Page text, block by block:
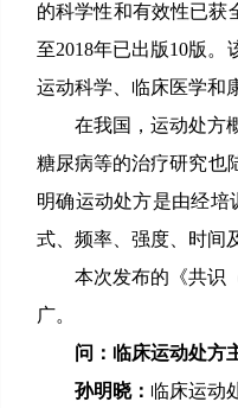
的科学性和有效性已获
至2018年已出版10版
运动科学、临床医学和
在我国，运动处方
糖尿病等的治疗研究也
明确运动处方是由经
式、频率、强度、时间
本次发布的《共识
广。
问：临床运动处方
孙明晓： 临床运动